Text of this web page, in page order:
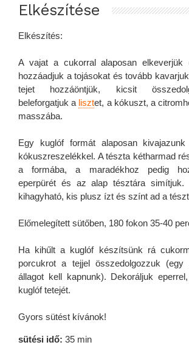
Elkészítése
Elkészítés:
A vajat a cukorral alaposan elkeverjük
hozzáadjuk a tojásokat és tovább
tejet hozzáöntjük, kicsit
beleforgatjuk a lisztet, a kókuszt, a
masszába.
Egy kuglóf formát alaposan
kókuszreszelékkel. A tészta kétharmad
a formába, a maradékhoz pedig
eperpürét és az alap tésztára
kihagyható, kis plusz ízt és színt ad a
Előmelegített sütőben, 180 fokon 35-40
Ha kihűlt a kuglóf készítsünk rá
porcukrot a tejjel összedolgozzuk
állagot kell kapnunk). Dekoráljuk
kuglóf tetejét.
Gyors sütést kívánok!
sütési idő: 35 min